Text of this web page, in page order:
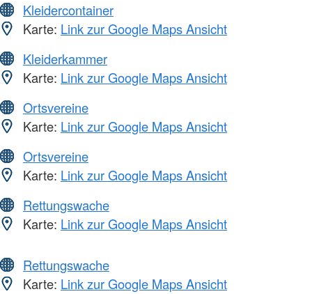
Kleidercontainer
Karte: Link zur Google Maps Ansicht
Kleiderkammer
Karte: Link zur Google Maps Ansicht
Ortsvereine
Karte: Link zur Google Maps Ansicht
Ortsvereine
Karte: Link zur Google Maps Ansicht
Rettungswache
Karte: Link zur Google Maps Ansicht
Rettungswache
Karte: Link zur Google Maps Ansicht